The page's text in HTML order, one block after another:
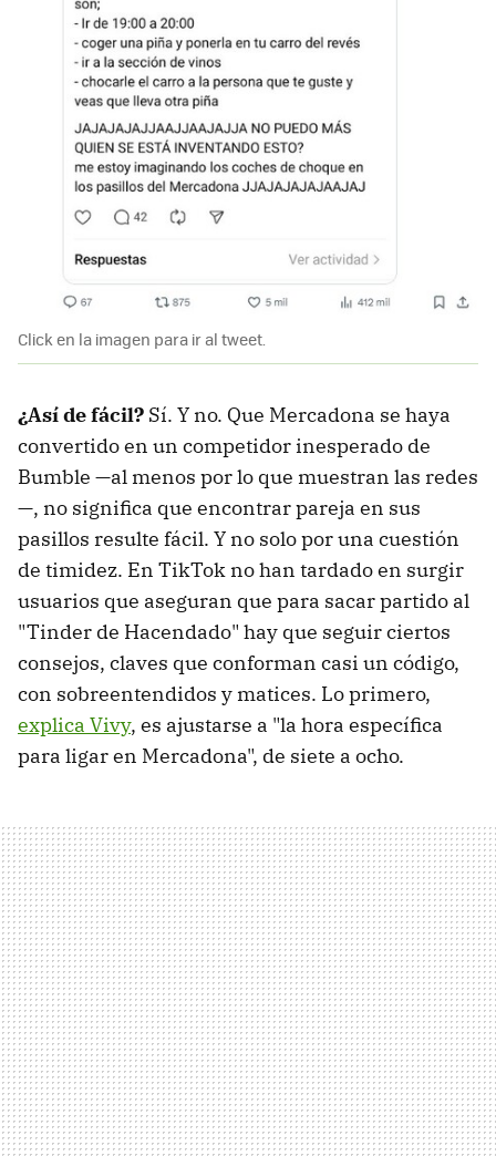
Click en la imagen para ir al tweet.
¿Así de fácil? Sí. Y no. Que Mercadona se haya
convertido en un competidor inesperado de
Bumble —al menos por lo que muestran las redes
—, no significa que encontrar pareja en sus
pasillos resulte fácil. Y no solo por una cuestión
de timidez. En TikTok no han tardado en surgir
usuarios que aseguran que para sacar partido al
"Tinder de Hacendado" hay que seguir ciertos
consejos, claves que conforman casi un código,
con sobreentendidos y matices. Lo primero,
explica Vivy, es ajustarse a "la hora específica
para ligar en Mercadona", de siete a ocho.